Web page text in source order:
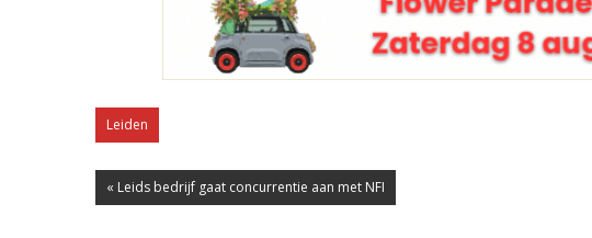
Leiden
« Leids bedrijf gaat concurrentie aan met NFI